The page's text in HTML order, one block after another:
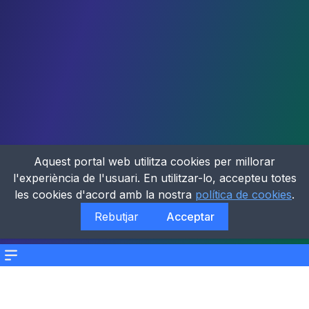
Menu
Aquest portal web utilitza cookies per millorar
l'experiència de l'usuari. En utilitzar-lo, accepteu totes
les cookies d'acord amb la nostra política de cookies.
Rebutjar
Acceptar